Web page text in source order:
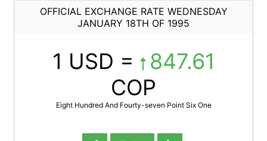
OFFICIAL EXCHANGE RATE WEDNESDAY
JANUARY 18TH OF 1995
1 USD =
847.61
COP
Eight Hundred And Fourty-seven Point Six One